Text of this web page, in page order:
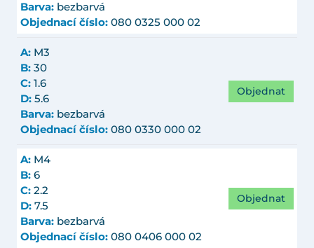
Barva: bezbarvá
Objednací číslo: 080 0325 000 02
A: M3
B: 30
C: 1.6
D: 5.6
Barva: bezbarvá
Objednací číslo: 080 0330 000 02
Objednat
A: M4
B: 6
C: 2.2
D: 7.5
Barva: bezbarvá
Objednací číslo: 080 0406 000 02
Objednat